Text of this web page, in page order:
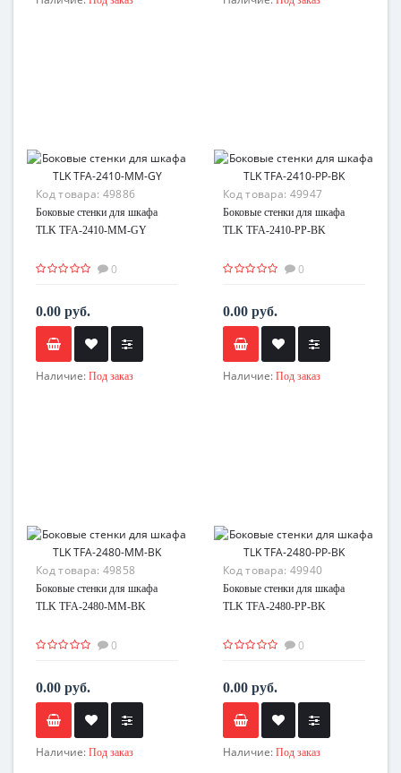
Код товара: 49886
Боковые стенки для шкафа
TLK TFA-2410-MM-GY
0
0.00 руб.
Наличие: Под заказ
Код товара: 49947
Боковые стенки для шкафа
TLK TFA-2410-PP-BK
0
0.00 руб.
Наличие: Под заказ
Код товара: 49858
Боковые стенки для шкафа
TLK TFA-2480-MM-BK
0
0.00 руб.
Наличие: Под заказ
Код товара: 49940
Боковые стенки для шкафа
TLK TFA-2480-PP-BK
0
0.00 руб.
Наличие: Под заказ